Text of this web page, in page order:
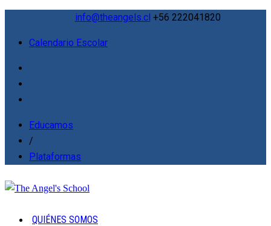
info@theangels.cl +56 222041820
Calendario Escolar
Educamos
/
Plataformas
QUIÉNES SOMOS